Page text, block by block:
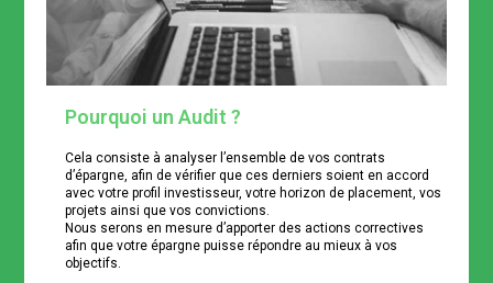
Pourquoi un Audit ?
Cela consiste à analyser l’ensemble de vos contrats
d’épargne, afin de vérifier que ces derniers soient en accord
avec votre profil investisseur, votre horizon de placement, vos
projets ainsi que vos convictions.
Nous serons en mesure d’apporter des actions correctives
afin que votre épargne puisse répondre au mieux à vos
objectifs.